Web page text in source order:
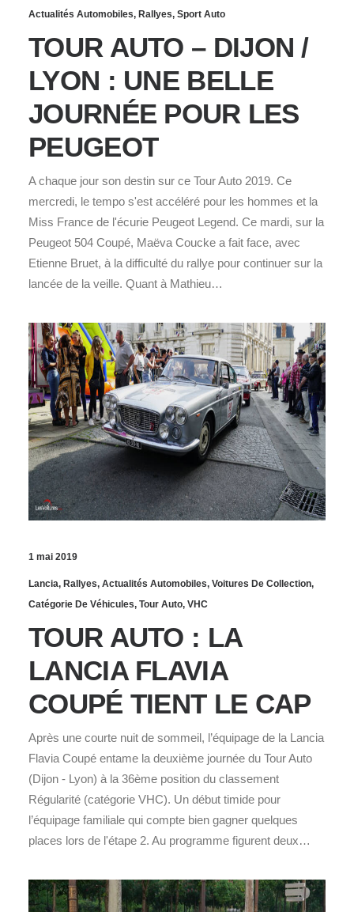
Actualités Automobiles, Rallyes, Sport Auto
TOUR AUTO – DIJON /
LYON : UNE BELLE
JOURNÉE POUR LES
PEUGEOT
A chaque jour son destin sur ce Tour Auto 2019. Ce
mercredi, le tempo s'est accéléré pour les hommes et la
Miss France de l'écurie Peugeot Legend. Ce mardi, sur la
Peugeot 504 Coupé, Maëva Coucke a fait face, avec
Etienne Bruet, à la difficulté du rallye pour continuer sur la
lancée de la veille. Quant à Mathieu…
1 mai 2019
Lancia, Rallyes, Actualités Automobiles, Voitures De Collection,
Catégorie De Véhicules, Tour Auto, VHC
TOUR AUTO : LA
LANCIA FLAVIA
COUPÉ TIENT LE CAP
Après une courte nuit de sommeil, l’équipage de la Lancia
Flavia Coupé entame la deuxième journée du Tour Auto
(Dijon - Lyon) à la 36ème position du classement
Régularité (catégorie VHC). Un début timide pour
l’équipage familiale qui compte bien gagner quelques
places lors de l'étape 2. Au programme figurent deux…